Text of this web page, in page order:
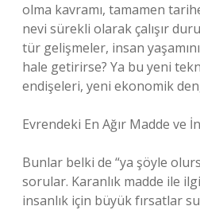
olma kavramı, tamamen
nevi sürekli olarak çalışır
tür gelişmeler, insan
hale getirirse? Ya bu yeni
endişeleri, yeni ekonomik
Evrendeki En Ağır Madde ve
Bunlar belki de “ya şöyle
sorular. Karanlık madde ile
insanlık için büyük fırsatlar